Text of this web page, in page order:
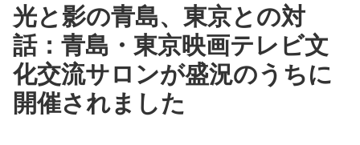
光と影の青島、東京との対
話：青島・東京映画テレビ文
化交流サロンが盛況のうちに
開催されました